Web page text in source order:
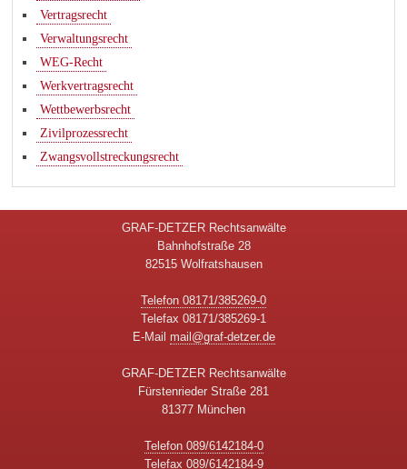
Vertragsrecht
Verwaltungsrecht
WEG-Recht
Werkvertragsrecht
Wettbewerbsrecht
Zivilprozessrecht
Zwangsvollstreckungsrecht
GRAF-DETZER Rechtsanwälte
Bahnhofstraße 28
82515 Wolfratshausen
Telefon 08171/385269-0
Telefax 08171/385269-1
E-Mail mail@graf-detzer.de
GRAF-DETZER Rechtsanwälte
Fürstenrieder Straße 281
81377 München
Telefon 089/6142184-0
Telefax 089/6142184-9